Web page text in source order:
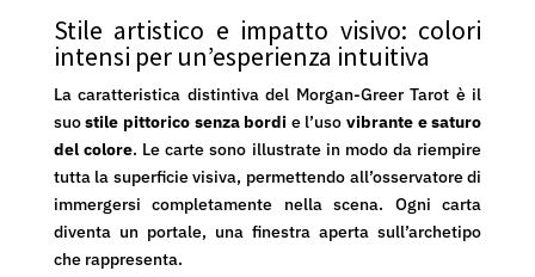
Stile artistico e impatto visivo: colori
intensi per un’esperienza intuitiva
La caratteristica distintiva del Morgan-Greer Tarot è il
suostile pittorico senza bordi e l’uso vibrante e saturo
del colore. Le carte sono illustrate in modo da riempire
tutta la superficie visiva, permettendo all’osservatore di
immergersi completamente nella scena. Ogni carta
diventa un portale, una finestra aperta sull’archetipo
che rappresenta.